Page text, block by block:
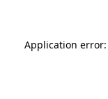
Application